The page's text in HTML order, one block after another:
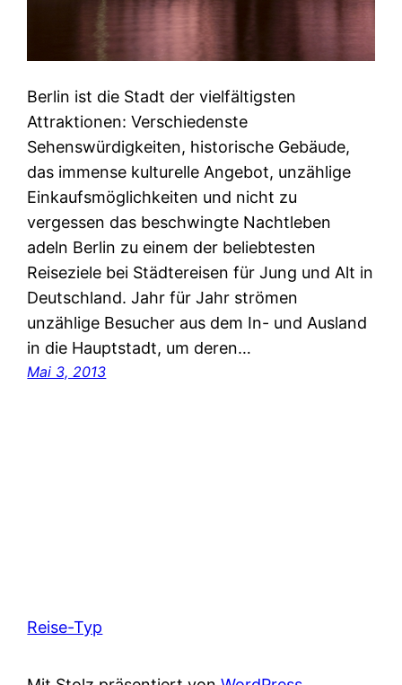
Berlin ist die Stadt der vielfältigsten
Attraktionen: Verschiedenste
Sehenswürdigkeiten, historische Gebäude,
das immense kulturelle Angebot, unzählige
Einkaufsmöglichkeiten und nicht zu
vergessen das beschwingte Nachtleben
adeln Berlin zu einem der beliebtesten
Reiseziele bei Städtereisen für Jung und Alt in
Deutschland. Jahr für Jahr strömen
unzählige Besucher aus dem In- und Ausland
in die Hauptstadt, um deren…
Mai 3, 2013
Reise-Typ